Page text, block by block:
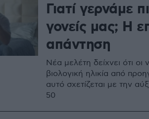
Γιατί γερνάμε
γονείς μας; Η
απάντηση
Νέα μελέτη δείχνει ότι
βιολογική ηλικία από
αυτό σχετίζεται με την
50